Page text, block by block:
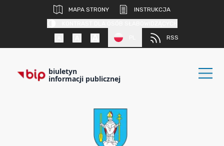
MAPA STRONY
INSTRUKCJA
RSS
biuletyn
informacji publicznej